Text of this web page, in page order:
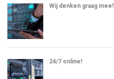
Wij denken graag mee!
24/7 online!